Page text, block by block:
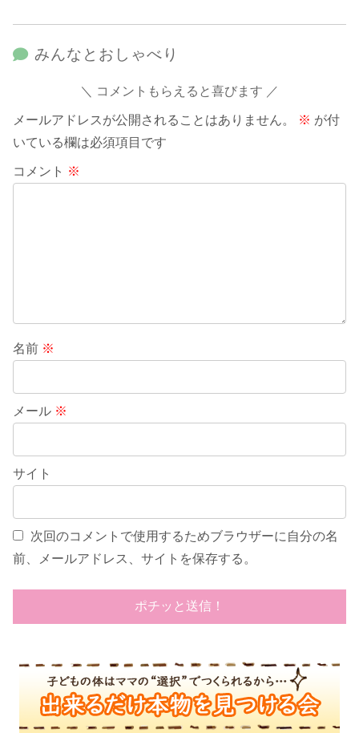
みんなとおしゃべり
コメントもらえると喜びます
メールアドレスが公開されることはありません。 ※ が付
いている欄は必須項目です
コメント ※
名前 ※
メール ※
サイト
次回のコメントで使用するためブラウザーに自分の名
前、メールアドレス、サイトを保存する。